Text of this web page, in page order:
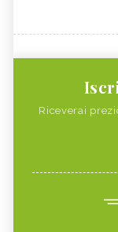
Riceverai